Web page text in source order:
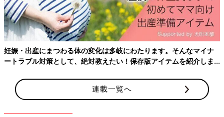
ニトリホールディングス広報部にお尋ねしたところ、このラーメ
ン丼を販売するまで携わっていたのは、ニトリの中のインテリア
雑貨を担うデコホームのバイヤーAさんだとのこと。
早速、お話を聞いてみましょう。
――今回、ラーメンを作った鍋のまま、食べることはありか、な
妊娠・出産にまつわる体の変化は多岐にわたります。そんなマイナ
ートラブル対策として、絶対教えたい！保存版アイテムを紹介しま
連載一覧へ